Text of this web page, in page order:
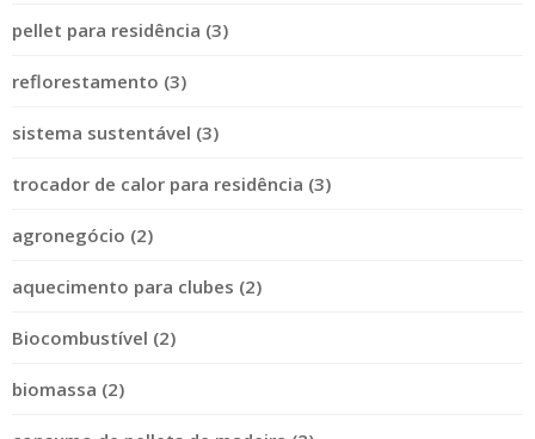
pellet para residência (3)
reflorestamento (3)
sistema sustentável (3)
trocador de calor para residência (3)
agronegócio (2)
aquecimento para clubes (2)
Biocombustível (2)
biomassa (2)